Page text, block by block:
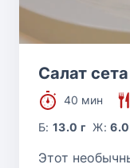
Салат
40 мин
Б:13.0 г Ж:6.0
Этот